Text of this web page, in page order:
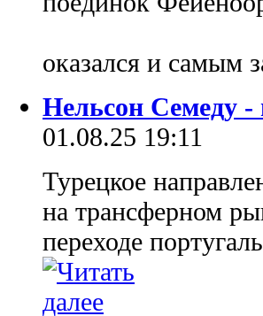
оказался и самым
Нельсон Семеду -
01.08.25 19:11
Турецкое
на трансферном
переходе